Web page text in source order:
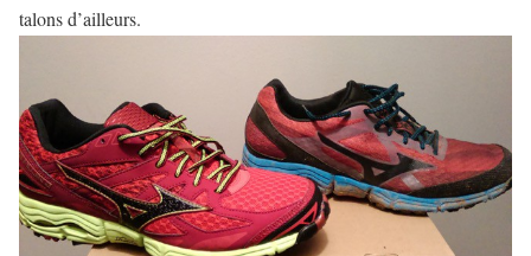
talons d’ailleurs.